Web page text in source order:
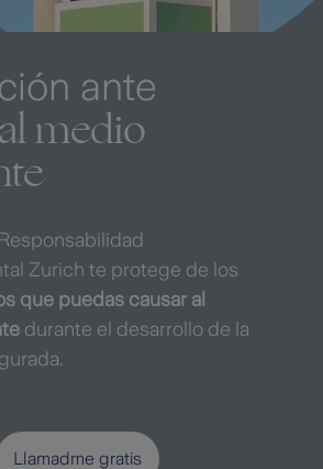
ante
medio
Zurich te protege de los
que puedas causar al
durante el desarrollo de la
Llamadme gratis